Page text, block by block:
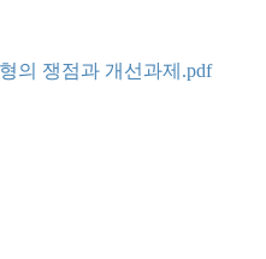
의 쟁점과 개선과제.pdf